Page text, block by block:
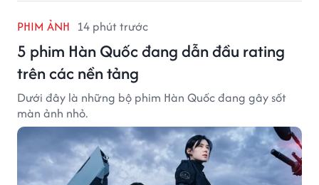
PHIM ẢNH 14 phút trước
5 phim Hàn Quốc đang dẫn đầu rating
trên các nền tảng
Dưới đây là những bộ phim Hàn Quốc đang gây sốt
màn ảnh nhỏ.